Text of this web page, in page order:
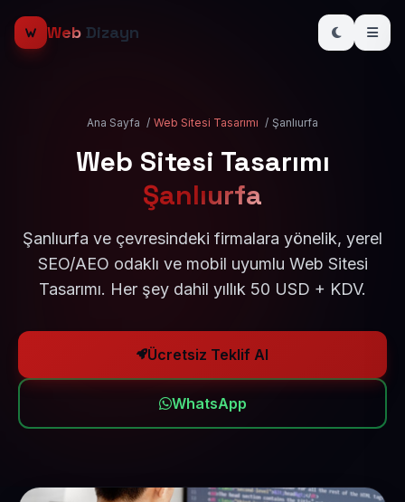
Web Dizayn
Ana Sayfa / Web Sitesi Tasarımı / Şanlıurfa
Web Sitesi Tasarımı
Şanlıurfa
Şanlıurfa ve çevresindeki firmalara yönelik, yerel
SEO/AEO odaklı ve mobil uyumlu Web Sitesi
Tasarımı. Her şey dahil yıllık 50 USD + KDV.
Ücretsiz Teklif Al
WhatsApp